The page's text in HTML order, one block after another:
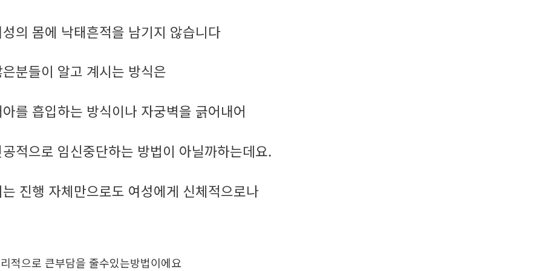
의 몸에 낙태흔적을 남기지 않습니다
분들이 알고 계시는 방식은
를 흡입하는 방식이나 자궁벽을 긁어내어
적으로 임신중단하는 방법이 아닐까하는데요.
진행 자체만으로도 여성에게 신체적으로나
적으로 큰부담을 줄수있는방법이에요